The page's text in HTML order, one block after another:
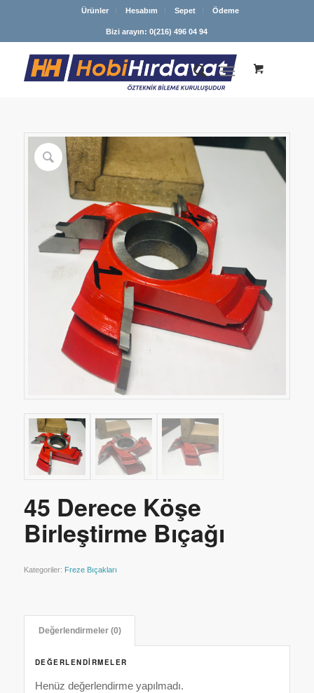
Ürünler Hesabım Sepet Ödeme
Bizi arayın: 0(216) 496 04 94
45 Derece Köşe
Birleştirme Bıçağı
Kategoriler: Freze Bıçakları
Değerlendirmeler (0)
DEĞERLENDIRMELER
Henüz değerlendirme yapılmadı.